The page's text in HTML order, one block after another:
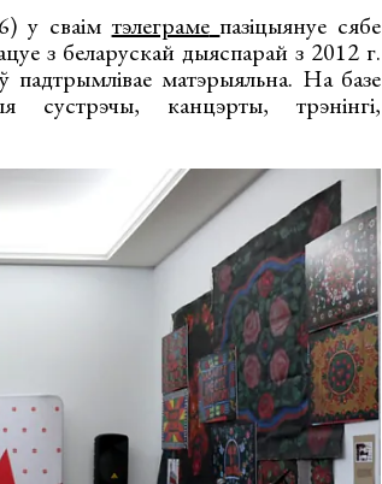
у сваім тэлеграме пазіцыянуе сябе
з беларускай дыяспарай з 2012 г.
падтрымлівае матэрыяльна. На базе
сустрэчы, канцэрты, трэнінгі,